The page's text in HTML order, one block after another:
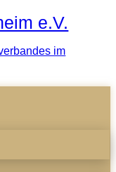
e.V.
im